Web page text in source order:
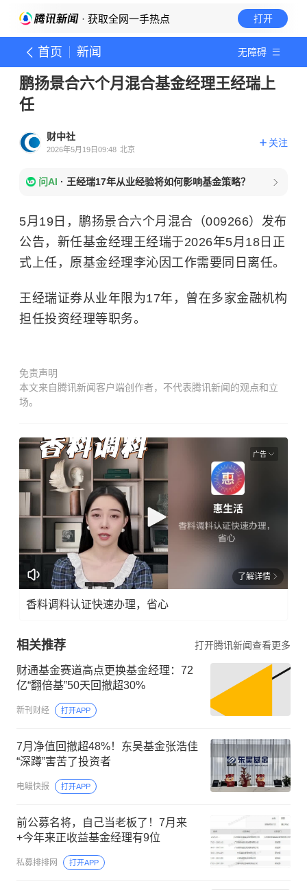
· 获取全网一手热点 打开
首页 新闻 无障碍
鹏扬景合六个月混合基金经理王经瑞上
任
财中社
2026年5月19日09:48 北京
关注
问AI · 王经瑞17年从业经验将如何影响基金策略？
5月19日，鹏扬景合六个月混合（009266）发布
公告，新任基金经理王经瑞于2026年5月18日正
式上任，原基金经理李沁因工作需要同日离任。
王经瑞证券从业年限为17年，曾在多家金融机构
担任投资经理等职务。
免责声明
本文来自腾讯新闻客户端创作者，不代表腾讯新闻的观点和立
场。
广告
了解详情
香料调料认证快速办理，省心
相关推荐 打开腾讯新闻查看更多
财通基金赛道高点更换基金经理：72
亿“翻倍基”50天回撤超30%
新刊财经 打开APP
7月净值回撤超48%！东吴基金张浩佳
“深蹲”害苦了投资者
电鳗快报 打开APP
前公募名将，自己当老板了！7月来
+今年来正收益基金经理有9位
私募排排网 打开APP